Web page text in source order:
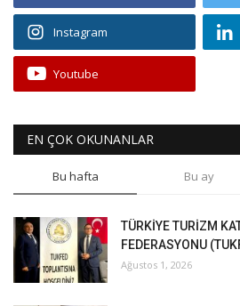
Instagram
Youtube
EN ÇOK OKUNANLAR
Bu hafta Bu ay
TÜRKİYE TURİZM
FEDERASYONU
Ağustos 1, 2026